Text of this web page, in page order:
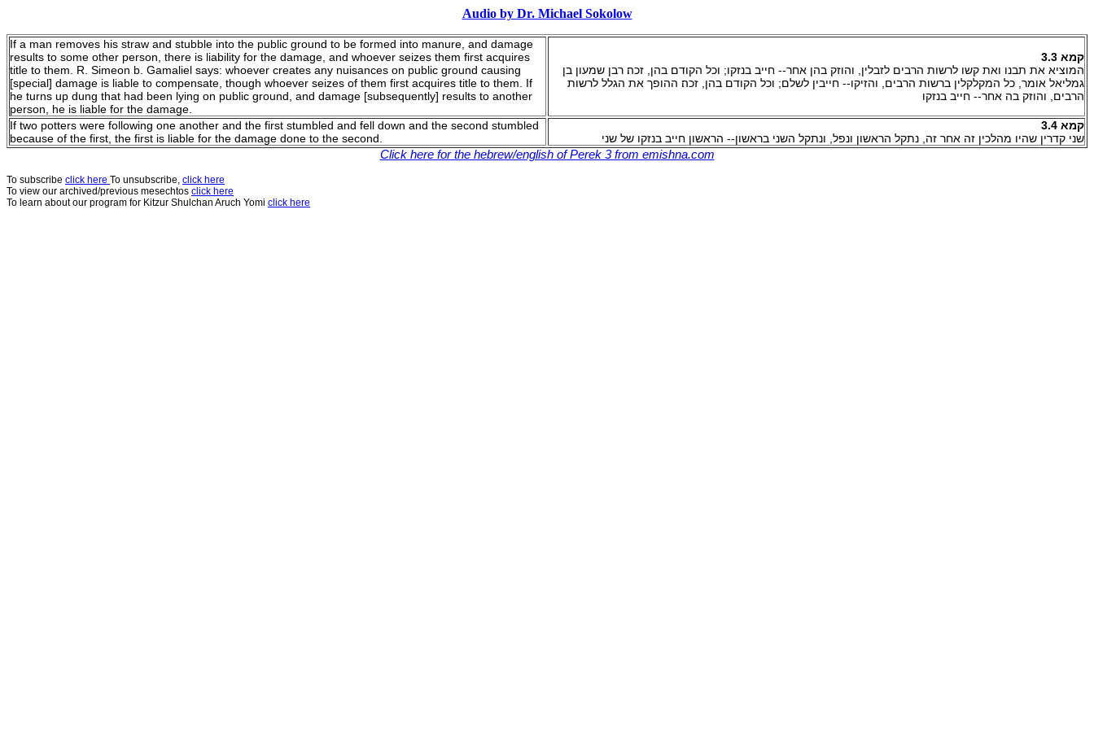
Audio by Dr. Michael Sokolow
If a man removes his straw and stubble into the public ground to be formed into manure, and damage
results to some other person, there is liability for the damage, and whoever seizes them first acquires
title to them. R. Simeon b. Gamaliel says: whoever creates any nuisances on public ground causing
[special] damage is liable to compensate, though whoever seizes of them first acquires title to them. If
he turns up dung that had been lying on public ground, and damage [subsequently] results to another
person, he is liable for the damage.
קמא 3.3
המוציא את תבנו ואת קשו לרשות הרבים לזבלין, והוזק בהן אחר-- חייב בנזקו; וכל הקודם בהן, זכה׃ רבן שמעון בן
גמליאל אומר, כל המקלקלין ברשות הרבים, והזיקו-- חייבין לשלם; וכל הקודם בהן, זכה׃ ההופך את הגלל לרשות
הרבים, והוזק בה אחר-- חייב בנזקו
If two potters were following one another and the first stumbled and fell down and the second stumbled
because of the first, the first is liable for the damage done to the second.
קמא 3.4
שני קדרין שהיו מהלכין זה אחר זה, נתקל הראשון ונפל, ונתקל השני בראשון-- הראשון חייב בנזקו של שני
Click here for the hebrew/english of Perek 3 from emishna.com
To subscribe click here To unsubscribe, click here
To view our archived/previous mesechtos click here
To learn about our program for Kitzur Shulchan Aruch Yomi click here